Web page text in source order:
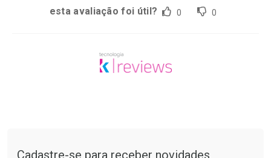
esta avaliação foi útil? 0 0
Cadastre-se para receber novidades